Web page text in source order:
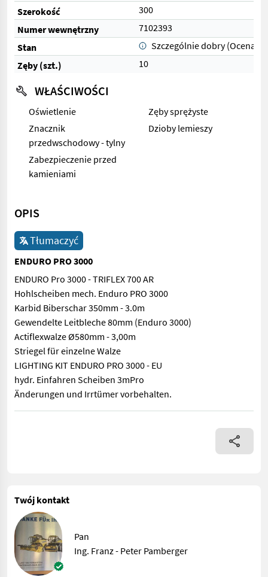
Szerokość
300
Numer wewnętrzny
7102393
Stan
Szczególnie dobry (Ocena 1)
Zęby (szt.)
10
WŁAŚCIWOŚCI
Oświetlenie
Zęby sprężyste
Znacznik
przedwschodowy - tylny
Dzioby lemieszy
Zabezpieczenie przed
kamieniami
OPIS
Tłumaczyć
ENDURO PRO 3000
ENDURO Pro 3000 - TRIFLEX 700 AR
Hohlscheiben mech. Enduro PRO 3000
Karbid Biberschar 350mm - 3.0m
Gewendelte Leitbleche 80mm (Enduro 3000)
Actiflexwalze Ø580mm - 3,00m
Striegel für einzelne Walze
LIGHTING KIT ENDURO PRO 3000 - EU
hydr. Einfahren Scheiben 3mPro
Änderungen und Irrtümer vorbehalten.
ENDURO Pro 3000 - TRIFLEX 700 AR Hohlscheiben mech.
Twój kontakt
Pan
Ing. Franz - Peter Pamberger